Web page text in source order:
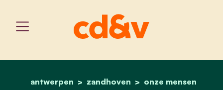
home
antwerpen zandhoven onze mensen
marleen lambrechts